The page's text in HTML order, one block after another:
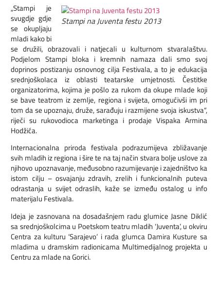
Stampi na Juventa festu 2013
„Stampi je
svugdje gdje
se okupljaju
mladi kako bi
se družili, obrazovali i natjecali u kulturnom stvaralaštvu.
Podjelom Stampi bloka i kremnih namaza dali smo svoj
doprinos postizanju osnovnog cilja Festivala, a to je edukacija
srednjoškolaca iz oblasti teatarske umjetnosti. Čestitke
organizatorima, kojima je pošlo za rukom da okupe mlade koji
se bave teatrom iz zemlje, regiona i svijeta, omogućivši im pri
tom da se upoznaju, druže, sarađuju i razmijene svoja iskustva“,
riječi su rukovodioca marketinga i prodaje Vispaka Armina
Hodžića.
Internacionalna priroda festivala podrazumijeva zbližavanje
svih mladih iz regiona i šire te na taj način stvara bolje uslove za
njihovo upoznavanje, međusobno razumijevanje i zajedništvo ka
istom cilju – osvajanju zdravih, zrelih i funkcionalnih puteva
odrastanja u svijet odraslih, kaže se između ostalog u info
materijalu Festivala.
Ideja je zasnovana na dosadašnjem radu glumice Jasne Diklić
sa srednjoškolcima u Poetskom teatru mladih ‘Juventa’, u okviru
Centra za kulturu ‘Sarajevo’ i rada glumca Damira Kusture sa
mladima u dramskim radionicama Multimedijalnog projekta u
Centru za mlade na Gorici.